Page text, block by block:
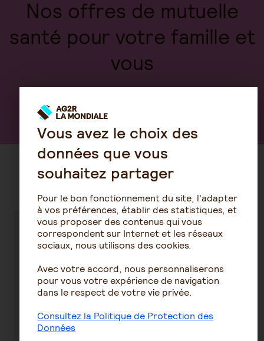
Nos offres de mutuelle
santé pour votre famille et
vous
Découvrez nos conseils santé
Tout ce qu'il
faut savoir
sur la
mutuelle
santé
En savoir plus
Comment
fonctionne le
remboursement
de la
téléconsultation
En savoir plus
Vous avez le choix des
données que vous
souhaitez partager
Pour le bon fonctionnement du site, l'adapter
à vos préférences, établir des statistiques, et
vous proposer des contenus qui vous
correspondent sur Internet et les réseaux
sociaux, nous utilisons des cookies.
Avec votre accord, nous personnaliserons
pour vous votre expérience de navigation
dans le respect de votre vie privée.
Consultez la Politique de Protection des
Données